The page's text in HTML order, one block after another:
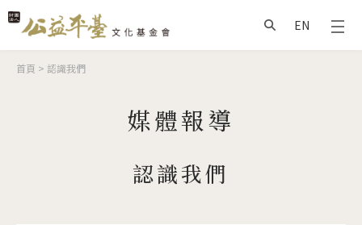
搜尋
EN
您在這裡
首頁 > 認識我們
媒體報導
認識我們